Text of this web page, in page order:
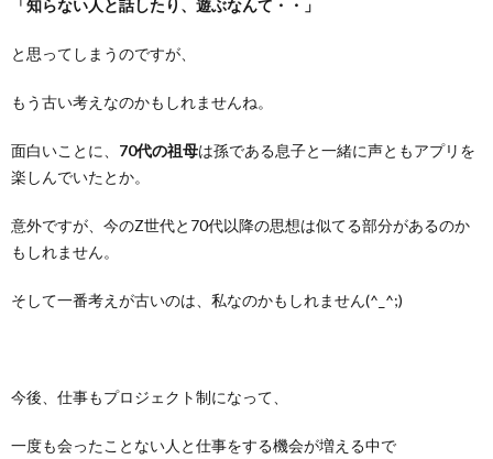
「知らない人と話したり、遊ぶなんて・・」
と思ってしまうのですが、
もう古い考えなのかもしれませんね。
面白いことに、 70代の祖母は孫である息子と一緒に声ともアプリを
楽しんでいたとか。
意外ですが、今のZ世代と70代以降の思想は似てる部分があるのか
もしれません。
そして一番考えが古いのは、私なのかもしれません(^_^;)
今後、仕事もプロジェクト制になって、
一度も会ったことない人と仕事をする機会が増える中で